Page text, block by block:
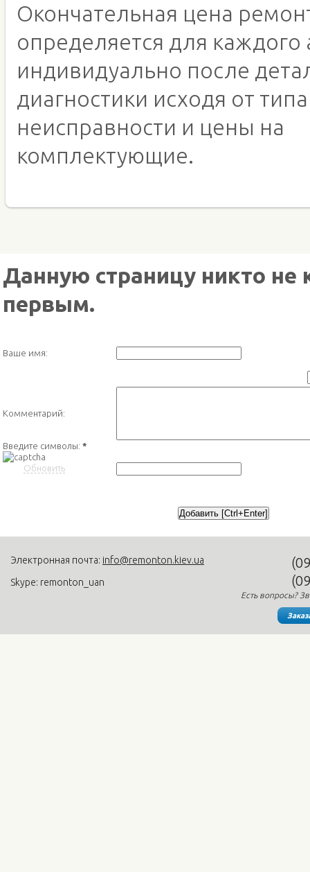
Окончательная цена
определяется для каждого
индивидуально после
диагностики исходя от типа
неисправности и цены на
комплектующие.
Данную страницу никто
первым.
Ваше имя:
Комментарий:
Введите символы: *
Обновить
Электронная почта: info@remonton.kiev.ua
Skype: remonton_uan
Есть вопросы?